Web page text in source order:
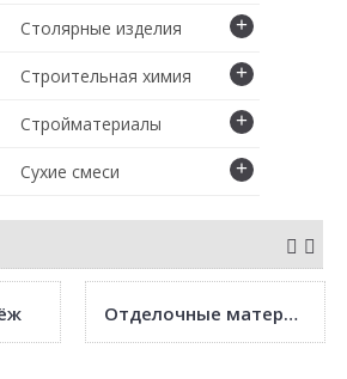
Столярные изделия +
Строительная химия +
Стройматериалы +
Сухие смеси +
Отделочные материалы